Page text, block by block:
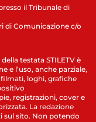
il Tribunale di
di Comunicazione c/o
testata STILETV è
e l’uso, anche parziale,
loghi, grafiche
registrazioni, cover e
La redazione
sul sito. Non potendo